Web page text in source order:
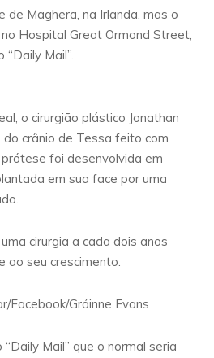
de Maghera, na Irlanda, mas o
Hospital Great Ormond Street,
Mail”.
o cirurgião plástico Jonathan
crânio de Tessa feito com
foi desenvolvida em
em sua face por uma
cirurgia a cada dois anos
ao seu crescimento.
Facebook/Gráinne Evans
Mail” que o normal seria